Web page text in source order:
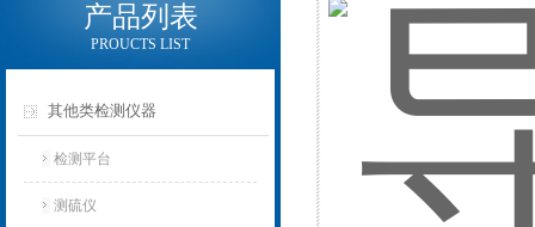
产品列表
PROUCTS LIST
其他类检测仪器
检测平台
测硫仪